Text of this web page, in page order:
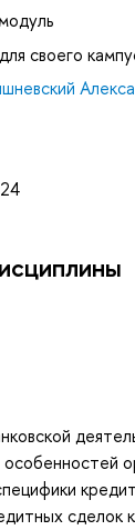
для своего
24
сделок